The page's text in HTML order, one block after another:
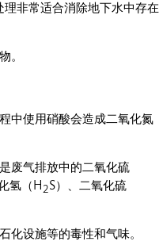
非常适合消除地下水中存在
。
中使用硝酸会造成二氧化氮
废气排放中的二氧化硫
氢（H 2S）、二氧化硫
化设施等的毒性和气味。